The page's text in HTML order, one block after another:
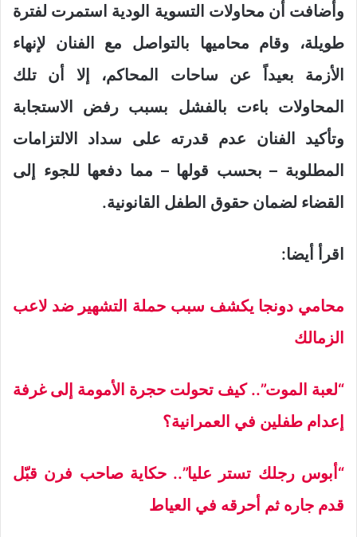
وأضافت أن محاولات التسوية الودية استمرت لفترة
طويلة، وقام محاميها بالتواصل مع الفنان لإنهاء
الأزمة بعيداً عن ساحات المحاكم، إلا أن تلك
المحاولات باءت بالفشل بسبب رفض الاستجابة
وتأكيد الفنان عدم قدرته على سداد الالتزامات
المطلوبة – بحسب قولها – مما دفعها للجوء إلى
القضاء لضمان حقوق الطفل القانونية.
اقرأ أيضا:
محامي دونجا يكشف سبب حملة التشهير ضد لاعب
الزمالك
“لعبة الموت”.. كيف تحولت حجرة الأمومة إلى غرفة
إعدام طفلين في العمرانية؟
“أبوس رجلك تستر عليا”.. حكاية صاحب فرن قبّل
قدم جاره ثم أحرقه في العياط